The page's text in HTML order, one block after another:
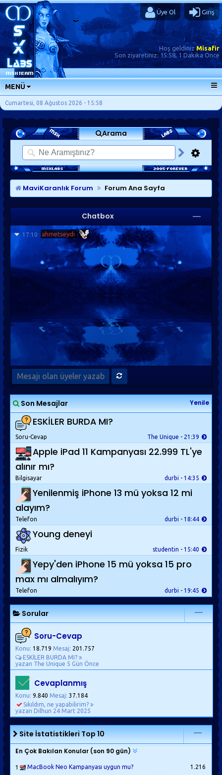
Üye Ol Giriş
Hoş geldinizMisafir
Son ziyaretiniz:15:58, 1 Dakika Önce
MENÜ
ANA SAYFA
FORUMLAR
SORU-CEVAP
GÜNLÜKLER
KISAYOLLAR
Cumartesi, 08 Ağustos 2026 - 15:58
Arama
MaviKaranlık Forum Forum Ana Sayfa
Chatbox
17:10 ahmetseydi
Son Mesajlar Yenile
ESKİLER BURDA MI?
The Unique - 21:39
Soru-Cevap
Apple iPad 11 Kampanyası 22.999 TL'ye
alınır mı?
durbi - 14:35
Bilgisayar
Yenilenmiş iPhone 13 mü yoksa 12 mi
alayım?
durbi - 18:44
Telefon
Young deneyi
studentin - 15:40
Fizik
Yepy'den iPhone 15 mü yoksa 15 pro
max mı almalıyım?
durbi - 19:45
Telefon
Sorular
Soru-Cevap
Konu: 18.719 Mesaj: 201.757
ESKİLER BURDA MI?
yazan The Unique 5 Gün Önce
Cevaplanmış
Konu: 9.840 Mesaj: 37.184
Sıkıldım, ne yapabilirim?
yazan Dilhun 24 Mart 2025
Site İstatistikleri Top 10
En Çok Bakılan Konular (son 90 gün)
1 MacBook Neo Kampanyası uygun mu?
1.216